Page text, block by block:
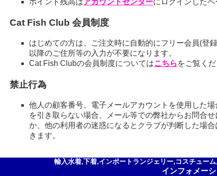
ポイント残高はアカウントセンターにログインした
Cat Fish Club 会員制度
はじめての方は、ご注文時に自動的にフリー会員(登
以降のご住所等の入力が不要になります。
Cat Fish Clubの会員制度についてはこちら をご覧く
禁止行為
他人の顧客番号、電子メールアカウントを使用した
を引き取らない場合、メール等での弊社からお問合
か、他の利用者の迷惑になるとクラブが判断した場
きます。
輸入水着,下着,インポートランジェリー,コスチュー
インフォメー